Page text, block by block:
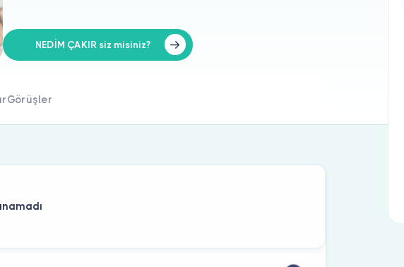
NEDİM ÇAKIR siz misiniz?
Görüşler